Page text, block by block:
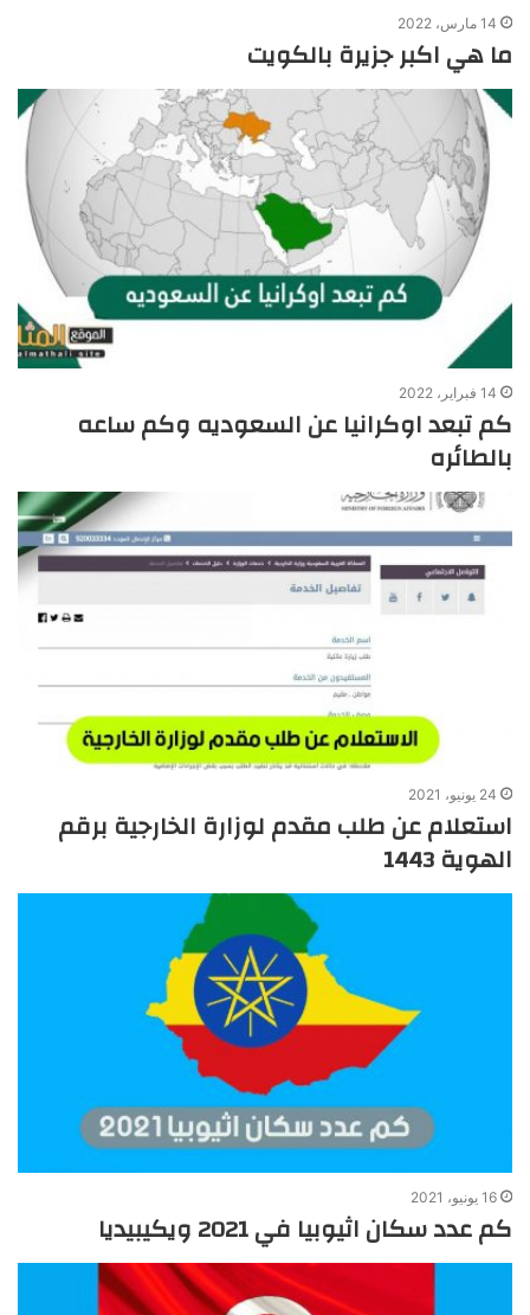
14 مارس، 2022
ما هي اكبر جزيرة بالكويت
14 فبراير، 2022
كم تبعد اوكرانيا عن السعوديه وكم ساعه
بالطائره
24 يونيو، 2021
استعلام عن طلب مقدم لوزارة الخارجية برقم
الهوية 1443
16 يونيو، 2021
كم عدد سكان اثيوبيا في 2021 ويكيبيديا